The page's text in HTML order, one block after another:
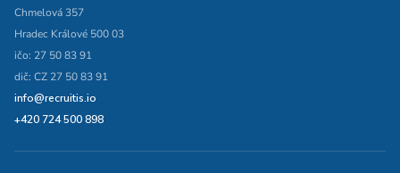
Chmelová 357
Hradec Králové 500 03
ičo: 27 50 83 91
dič: CZ 27 50 83 91
info@recruitis.io
+420 724 500 898